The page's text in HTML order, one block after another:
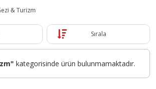
& Turizm
Sırala
kategorisinde ürün bulunmamaktadır.